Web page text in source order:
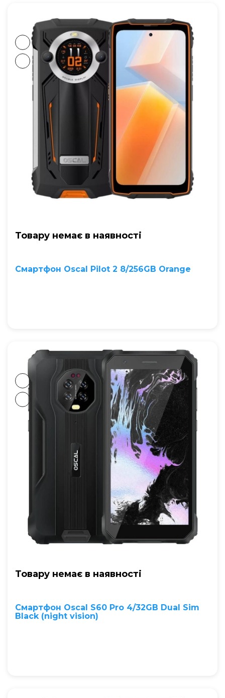
Товару немає в наявностi
Смартфон Oscal Pilot 2 8/256GB Orange
Товару немає в наявностi
Смартфон Oscal S60 Pro 4/32GB Dual Sim
Black (night vision)